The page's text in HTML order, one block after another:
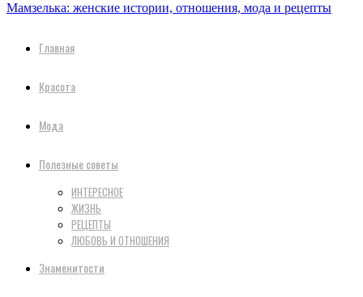
Мамзелька: женские истории, отношения, мода и рецепты
Главная
Красота
Мода
Полезные советы
ИНТЕРЕСНОЕ
ЖИЗНЬ
РЕЦЕПТЫ
ЛЮБОВЬ И ОТНОШЕНИЯ
Знаменитости